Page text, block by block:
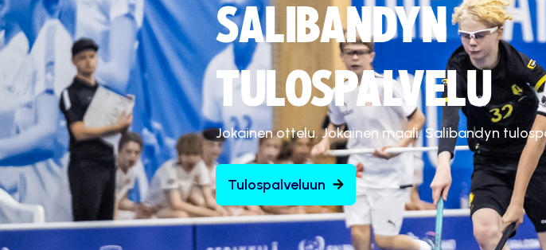
SALIBANDYN
TULOSPALVELU
Jokainen ottelu. Jokainen maali. Salibandyn
Tulospalveluun